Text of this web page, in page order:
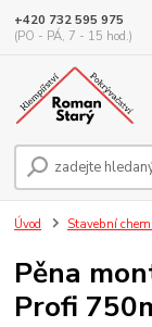
+420 732 595 975
(PO - PÁ, 7 - 15 hod.)
Úvod Stavební
Pěna
Profi